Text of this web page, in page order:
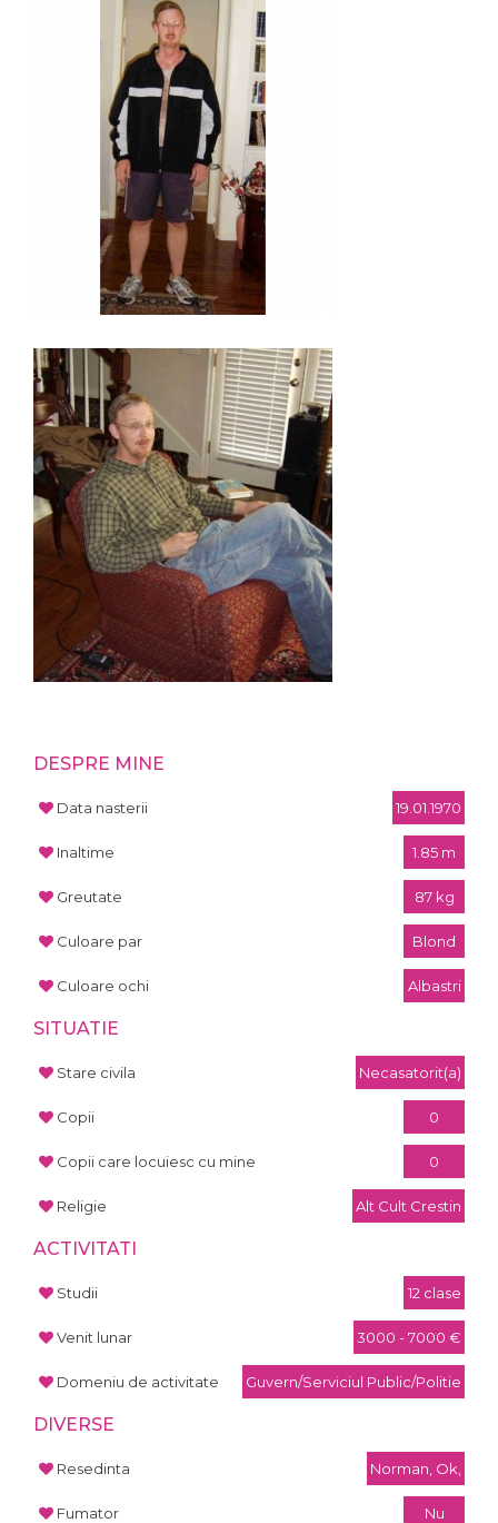
DESPRE MINE
Data nasterii 19.01.1970
Inaltime 1.85 m
Greutate 87 kg
Culoare par Blond
Culoare ochi Albastri
SITUATIE
Stare civila Necasatorit(a)
Copii 0
Copii care locuiesc cu mine 0
Religie Alt Cult Crestin
ACTIVITATI
Studii 12 clase
Venit lunar 3000 - 7000 €
Domeniu de activitate Guvern/Serviciul Public/Politie
DIVERSE
Resedinta Norman, Ok,
Fumator Nu